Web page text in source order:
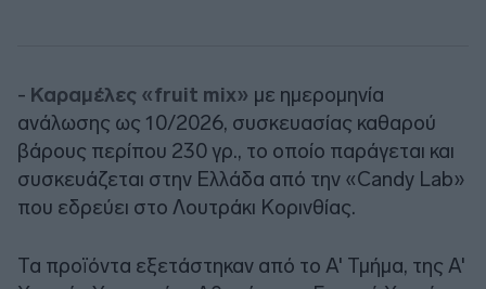
- Καραμέλες «fruit mix» με ημερομηνία
ανάλωσης ως 10/2026, συσκευασίας καθαρού
βάρους περίπου 230 γρ., το οποίο παράγεται και
συσκευάζεται στην Ελλάδα από την «Candy Lab»
που εδρεύει στο Λουτράκι Κορινθίας.
Τα προϊόντα εξετάστηκαν από το Α' Τμήμα, της Α'